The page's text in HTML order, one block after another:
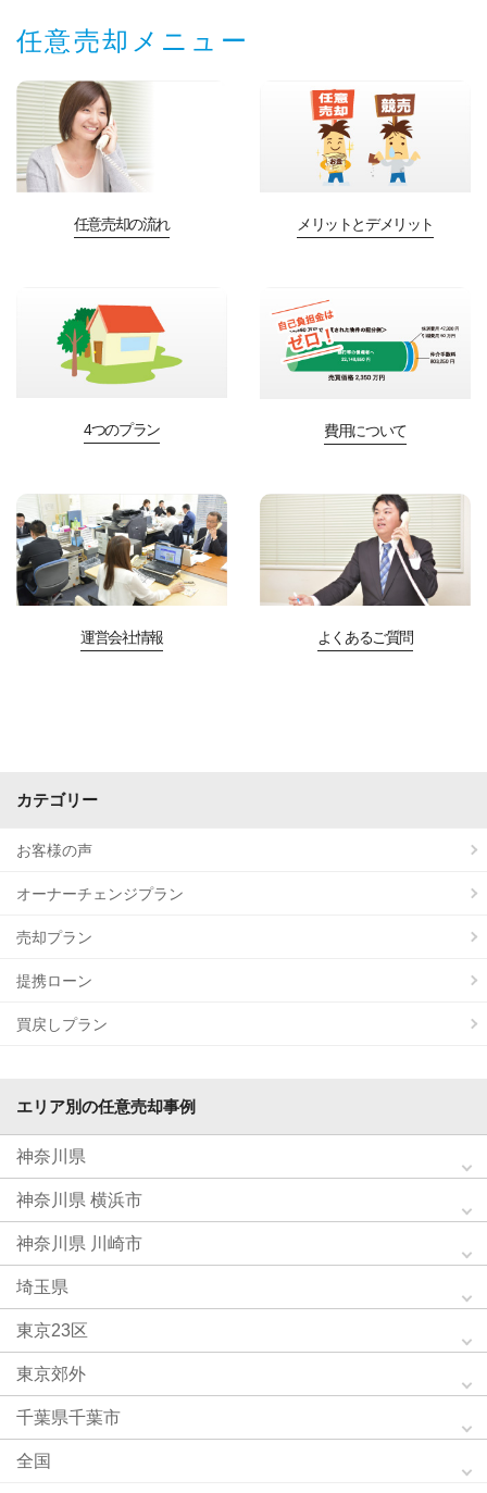
任意売却メニュー
任意売却の流れ メリットとデメリット
4つのプラン 費用について
運営会社情報 よくあるご質問
カテゴリー
お客様の声
オーナーチェンジプラン
売却プラン
提携ローン
買戻しプラン
エリア別の任意売却事例
神奈川県
神奈川県 横浜市
神奈川県 川崎市
埼玉県
東京23区
東京郊外
千葉県千葉市
全国